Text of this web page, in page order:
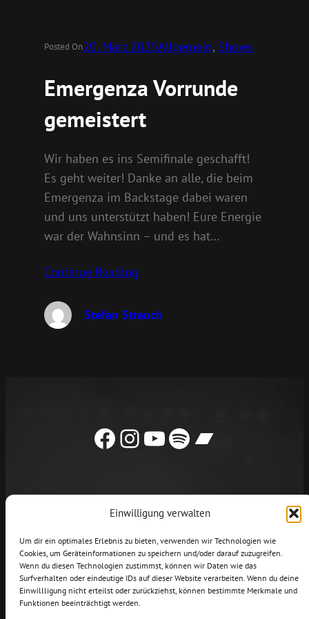
Einwilligung verwalten
Um dir ein optimales Erlebnis zu bieten, verwenden wir Technologien wie
Cookies, um Geräteinformationen zu speichern und/oder darauf zuzugreifen.
Wenn du diesen Technologien zustimmst, können wir Daten wie das
Surfverhalten oder eindeutige IDs auf dieser Website verarbeiten. Wenn du deine
Einwillligung nicht erteilst oder zurückziehst, können bestimmte Merkmale und
Funktionen beeinträchtigt werden.
Posted On20. März 2025Allgemein, Shows
Emergenza Vorrunde
gemeistert
Wir haben es ins Semifinale geschafft!
Es geht weiter! Danke an alle, die beim
Emergenza im Backstage dabei waren
und uns unterstützt haben! Eure Energie
war der Wahnsinn – und es hat…
Continue Reading
Stefan Strauch
Facebook
Instagram
YouTube
Spotify
Bandcamp
KONTAKT/BOOKING SHOP
Impressum
Datenschutz
Cookie Richtlinie